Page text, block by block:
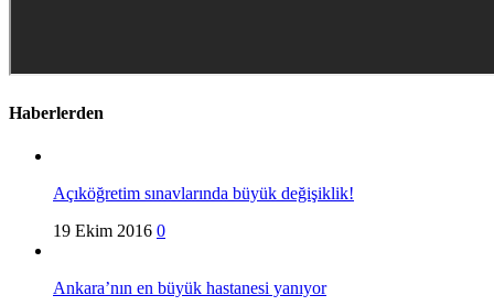
Haberlerden
Açıköğretim sınavlarında büyük değişiklik!
19 Ekim 2016 0
Ankara’nın en büyük hastanesi yanıyor